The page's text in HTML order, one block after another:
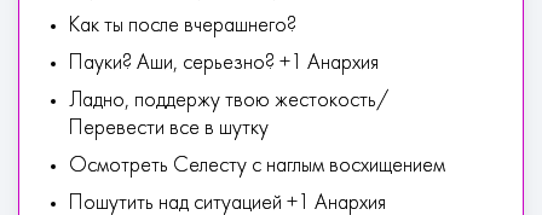
Как ты после вчерашнего?
Пауки? Аши, серьезно? +1 Анархия
Ладно, поддержу твою жестокость/
Перевести все в шутку
Осмотреть Селесту с наглым восхищением
Пошутить над ситуацией +1 Анархия